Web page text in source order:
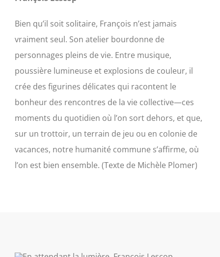
Bien qu’il soit solitaire, François n’est jamais
vraiment seul. Son atelier bourdonne de
personnages pleins de vie. Entre musique,
poussière lumineuse et explosions de couleur, il
crée des figurines délicates qui racontent le
bonheur des rencontres de la vie collective—ces
moments du quotidien où l’on sort dehors, et que,
sur un trottoir, un terrain de jeu ou en colonie de
vacances, notre humanité commune s’affirme, où
l’on est bien ensemble. (Texte de Michèle Plomer)